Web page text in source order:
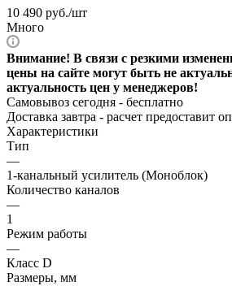
10 490 руб./шт
Много
Внимание! В связи с резкими
цены на сайте могут быть не
актуальность цен у менеджеров!
Самовывоз сегодня - бесплатно
Доставка завтра - расчет предоставит
Характеристики
Тип
—
1-канальный усилитель (Моноблок)
Количество каналов
—
1
Режим работы
—
Класс D
Размеры, мм